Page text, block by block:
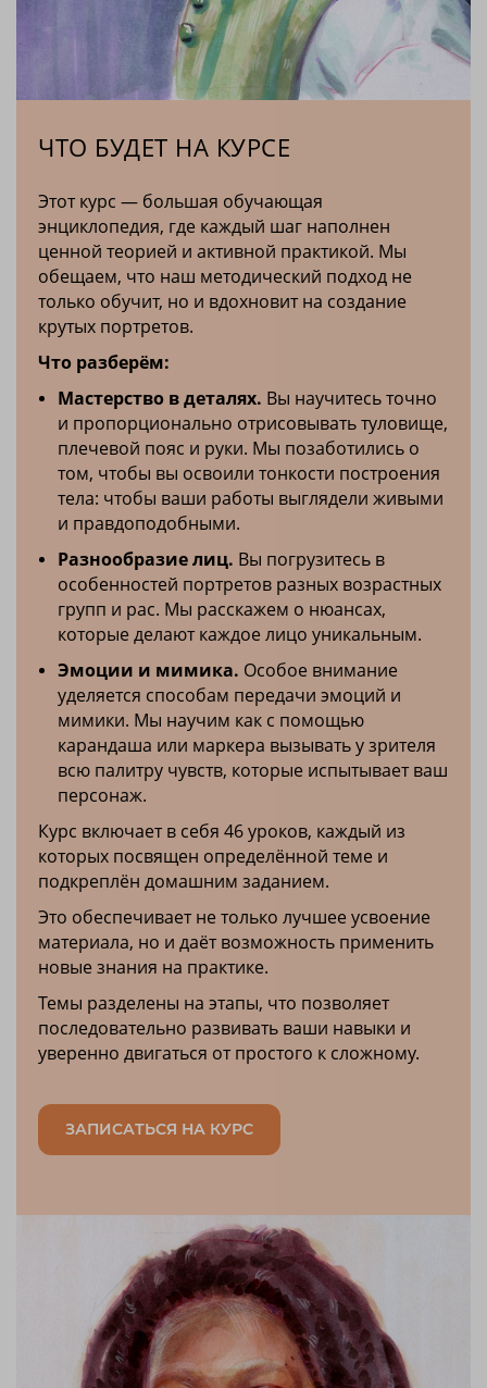
ЧТО БУДЕТ НА КУРСЕ
Этот курс — большая обучающая
энциклопедия, где каждый шаг наполнен
ценной теорией и активной практикой. Мы
обещаем, что наш методический подход не
только обучит, но и вдохновит на создание
крутых портретов.
Что разберём:
Мастерство в деталях. Вы научитесь точно
и пропорционально отрисовывать туловище,
плечевой пояс и руки. Мы позаботились о
том, чтобы вы освоили тонкости построения
тела: чтобы ваши работы выглядели живыми
и правдоподобными.
Разнообразие лиц. Вы погрузитесь в
особенностей портретов разных возрастных
групп и рас. Мы расскажем о нюансах,
которые делают каждое лицо уникальным.
Эмоции и мимика. Особое внимание
уделяется способам передачи эмоций и
мимики. Мы научим как с помощью
карандаша или маркера вызывать у зрителя
всю палитру чувств, которые испытывает ваш
персонаж.
Курс включает в себя 46 уроков, каждый из
которых посвящен определённой теме и
подкреплён домашним заданием.
Это обеспечивает не только лучшее усвоение
материала, но и даёт возможность применить
новые знания на практике.
Темы разделены на этапы, что позволяет
последовательно развивать ваши навыки и
уверенно двигаться от простого к сложному.
ЗАПИСАТЬСЯ НА КУРС